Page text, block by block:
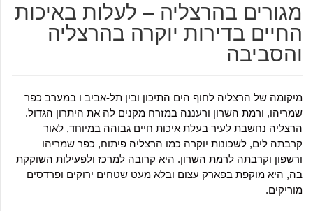
מגורים בהרצליה – לעלות באיכות
החיים בדירות יוקרה בהרצליה
והסביבה
מיקומה של הרצליה לחוף הים התיכון ובין תל-אביב ו במערב כפר
שמריהו, ורמת השרון ורעננה במזרח מקנים לה את היתרון הגדול.
הרצליה נחשבת לעיר בעלת איכות חיים גבוהה במיוחד, לאור
קרבתה לים, לשכונות יוקרה כמו הרצליה פיתוח, כפר שמריהו
ורשפון וקרבתה לרמת השרון. היא קרובה למרכז ולפעילות השוקקת
בה, היא מוקפת בפארק עצום ובלא מעט שטחים ירוקים ופרדסים
מוריקים.